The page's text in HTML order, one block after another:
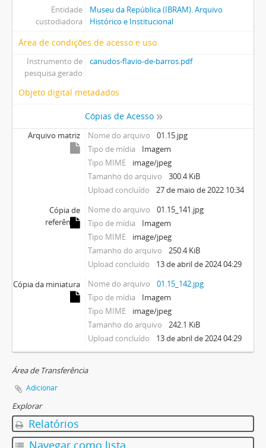
Entidade
custodiadora
Museu da República (IBRAM). Arquivo
Histórico e Institucional
Área de condições de acesso e uso
Instrumento de
pesquisa gerado
canudos-flavio-de-barros.pdf
Objeto digital metadados
Cópias de Acesso
Arquivo matriz Nome do arquivo
01.15.jpg
Tipo de mídia
Imagem
Tipo MIME
image/jpeg
Tamanho do arquivo
300.4 KiB
Upload concluído
27 de maio de 2022 10:34
Cópia de
referência
Nome do arquivo
01.15_141.jpg
Tipo de mídia
Imagem
Tipo MIME
image/jpeg
Tamanho do arquivo
250.4 KiB
Upload concluído
13 de abril de 2024 04:29
Cópia da miniatura
Nome do arquivo
01.15_142.jpg
Tipo de mídia
Imagem
Tipo MIME
image/jpeg
Tamanho do arquivo
242.1 KiB
Upload concluído
13 de abril de 2024 04:29
Área de Transferência
Adicionar
Explorar
Relatórios
Navegar como lista